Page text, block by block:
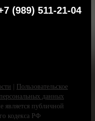
(989) 511-21-04
| Пользовательское
данных
является публичной
кодекса РФ